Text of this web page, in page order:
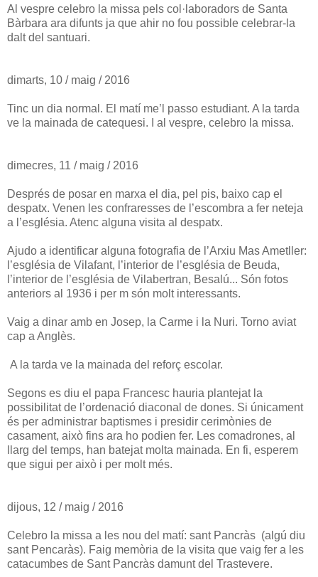
Al vespre celebro la missa pels col·laboradors de Santa
Bàrbara ara difunts ja que ahir no fou possible celebrar-la
dalt del santuari.
dimarts, 10 / maig / 2016
Tinc un dia normal. El matí me’l passo estudiant. A la tarda
ve la mainada de catequesi. I al vespre, celebro la missa.
dimecres, 11 / maig / 2016
Després de posar en marxa el dia, pel pis, baixo cap el
despatx. Venen les confraresses de l’escombra a fer neteja
a l’església. Atenc alguna visita al despatx.
Ajudo a identificar alguna fotografia de l’Arxiu Mas Ametller:
l’església de Vilafant, l’interior de l’església de Beuda,
l’interior de l’església de Vilabertran, Besalú... Són fotos
anteriors al 1936 i per m són molt interessants.
Vaig a dinar amb en Josep, la Carme i la Nuri. Torno aviat
cap a Anglès.
A la tarda ve la mainada del reforç escolar.
Segons es diu el papa Francesc hauria plantejat la
possibilitat de l’ordenació diaconal de dones. Si únicament
és per administrar baptismes i presidir cerimònies de
casament, això fins ara ho podien fer. Les comadrones, al
llarg del temps, han batejat molta mainada. En fi, esperem
que sigui per això i per molt més.
dijous, 12 / maig / 2016
Celebro la missa a les nou del matí: sant Pancràs (algú diu
sant Pencaràs). Faig memòria de la visita que vaig fer a les
catacumbes de Sant Pancràs damunt del Trastevere.